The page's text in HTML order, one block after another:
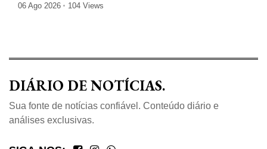
06 Ago 2026 104 Views
DIÁRIO DE NOTÍCIAS.
Sua fonte de notícias confiável. Conteúdo diário e
análises exclusivas.